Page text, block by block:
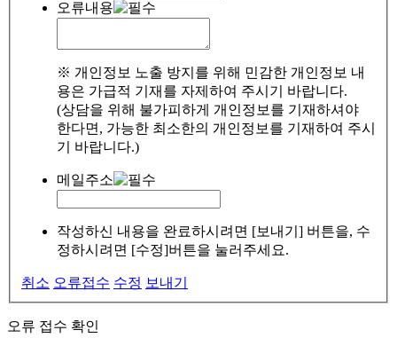
오류내용
※ 개인정보 노출 방지를 위해 민감한 개인정보 내
용은 가급적 기재를 자제하여 주시기 바랍니다.
(상담을 위해 불가피하게 개인정보를 기재하셔야
한다면, 가능한 최소한의 개인정보를 기재하여 주시
기 바랍니다.)
메일주소
작성하신 내용을 완료하시려면 [보내기] 버튼을, 수
정하시려면 [수정]버튼을 눌러주세요.
취소 오류접수 수정 보내기
오류 접수 확인